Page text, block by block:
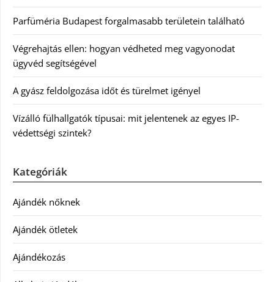
Parfüméria Budapest forgalmasabb területein található
Végrehajtás ellen: hogyan védheted meg vagyonodat
ügyvéd segítségével
A gyász feldolgozása időt és türelmet igényel
Vízálló fülhallgatók típusai: mit jelentenek az egyes IP-
védettségi szintek?
Kategóriák
Ajándék nőknek
Ajándék ötletek
Ajándékozás